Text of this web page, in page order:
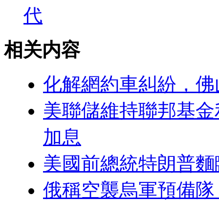
代
相关内容
化解網約車糾紛，
美聯儲維持聯邦基
加息
美國前總統特朗普
俄稱空襲烏軍預備